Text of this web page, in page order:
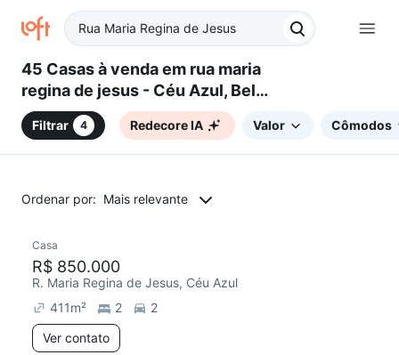
45 Casas à venda em rua maria
regina de jesus - Céu Azul, Belo
Horizonte, MG
Filtrar 4 Redecore IA Valor Cômodos
Ordenar por: Mais relevante
Casa
R$ 850.000
R. Maria Regina de Jesus, Céu Azul
411m² 2
2
Ver contato